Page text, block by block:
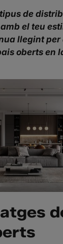
de
el teu
llegint per
oberts en